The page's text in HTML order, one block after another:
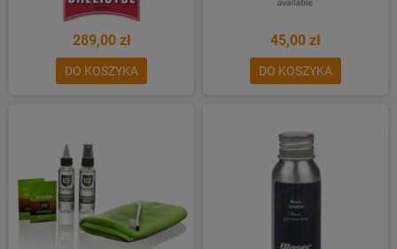
289,00 zł
DO KOSZYKA
45,00 zł
DO KOSZYKA